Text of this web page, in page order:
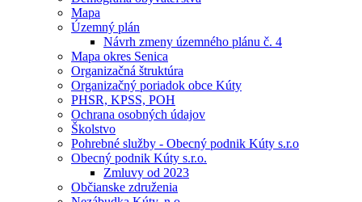
Mapa
Územný plán
Návrh zmeny územného plánu č. 4
Mapa okres Senica
Organizačná štruktúra
Organizačný poriadok obce Kúty
PHSR, KPSS, POH
Ochrana osobných údajov
Školstvo
Pohrebné služby - Obecný podnik Kúty s.r.o
Obecný podnik Kúty s.r.o.
Zmluvy od 2023
Občianske združenia